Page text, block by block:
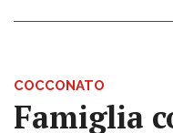
COCCONATO
Famiglia